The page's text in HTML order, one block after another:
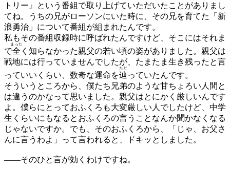
トリー』という番組で取り上げていただいたことがありまし
てね。うちの兄がローソンにいた時に、その兄を育てた「新
浪勇治」について番組が組まれたんです。
私もその番組収録時に呼ばれたんですけど、そこにはそれま
で全
まった
く知らなかった親父の若い頃の姿がありました。親父は
戦地には行っていませんでしたが、たまたま生き残ったと言
っていいくらい、数奇な運命を辿
たど
っていたんです。
そういうところから、僕たち兄弟のような甘ちょろい人間と
は違うのかなって思いました。親父はとにかく厳しいんです
よ。僕らにとっておふくろも大変厳しい人でしたけど、中学
生くらいにもなるとおふくろの言うことなんか聞かなくなる
じゃないですか。でも、そのおふくろから、「じゃ、お父さ
んに言うわよ」って言われると、ドキッとしました。
——そのひと言が効くわけですね。